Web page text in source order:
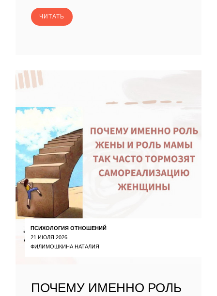
ЧИТАТЬ
ПСИХОЛОГИЯ ОТНОШЕНИЙ
21 ИЮЛЯ 2026
ФИЛИМОШКИНА НАТАЛИЯ
ПОЧЕМУ ИМЕННО РОЛЬ